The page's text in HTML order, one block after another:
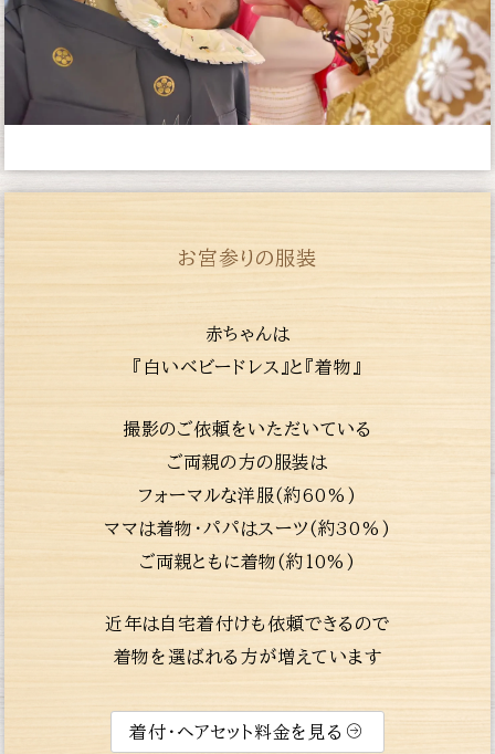
お宮参りの服装
赤ちゃんは
『白いベビードレス』と『着物』
撮影のご依頼をいただいている
ご両親の方の服装は
フォーマルな洋服(約60%)
ママは着物・パパはスーツ(約30%)
ご両親ともに着物(約10%)
近年は自宅着付けも依頼できるので
着物を選ばれる方が増えています
着付・ヘアセット料金を見る